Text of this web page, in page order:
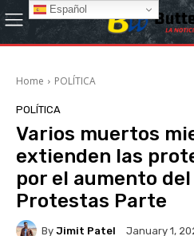
Home POLÍTICA
POLÍTICA
Varios muertos
extienden las
por el aumento del
Protestas Parte
By Jimit Patel January 1,
Español